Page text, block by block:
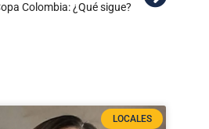
Colombia: ¿Qué sigue?
LOCALES